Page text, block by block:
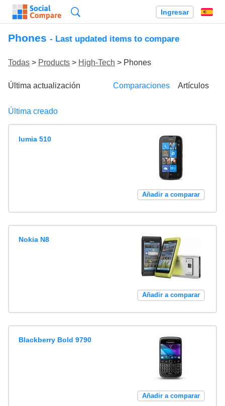
Ingresar
Phones - Last updated items to compare
Todas > Products > High-Tech > Phones
Última actualización
Última creado
Comparaciones Artículos
lumia 510
Añadir a comparar
Nokia N8
Añadir a comparar
Blackberry Bold 9790
Añadir a comparar